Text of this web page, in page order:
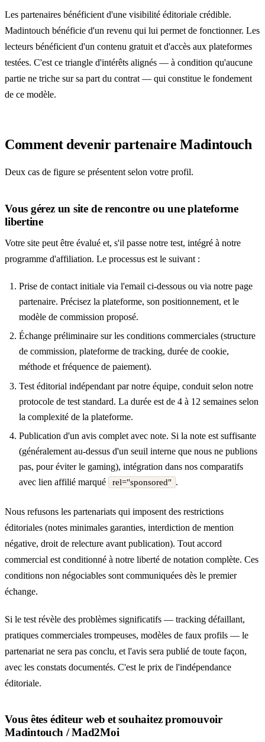
Les partenaires bénéficient d'une visibilité éditoriale crédible.
Madintouch bénéficie d'un revenu qui lui permet de fonctionner. Les
lecteurs bénéficient d'un contenu gratuit et d'accès aux plateformes
testées. C'est ce triangle d'intérêts alignés — à condition qu'aucune
partie ne triche sur sa part du contrat — qui constitue le fondement
de ce modèle.
Comment devenir partenaire Madintouch
Deux cas de figure se présentent selon votre profil.
Vous gérez un site de rencontre ou une plateforme
libertine
Votre site peut être évalué et, s'il passe notre test, intégré à notre
programme d'affiliation. Le processus est le suivant :
Prise de contact initiale via l'email ci-dessous ou via notre page
partenaire. Précisez la plateforme, son positionnement, et le
modèle de commission proposé.
Échange préliminaire sur les conditions commerciales (structure
de commission, plateforme de tracking, durée de cookie,
méthode et fréquence de paiement).
Test éditorial indépendant par notre équipe, conduit selon notre
protocole de test standard. La durée est de 4 à 12 semaines selon
la complexité de la plateforme.
Publication d'un avis complet avec note. Si la note est suffisante
(généralement au-dessus d'un seuil interne que nous ne publions
pas, pour éviter le gaming), intégration dans nos comparatifs
avec lien affilié marqué
rel="sponsored" .
Nous refusons les partenariats qui imposent des restrictions
éditoriales (notes minimales garanties, interdiction de mention
négative, droit de relecture avant publication). Tout accord
commercial est conditionné à notre liberté de notation complète. Ces
conditions non négociables sont communiquées dès le premier
échange.
Si le test révèle des problèmes significatifs — tracking défaillant,
pratiques commerciales trompeuses, modèles de faux profils — le
partenariat ne sera pas conclu, et l'avis sera publié de toute façon,
avec les constats documentés. C'est le prix de l'indépendance
éditoriale.
Vous êtes éditeur web et souhaitez promouvoir
Madintouch / Mad2Moi